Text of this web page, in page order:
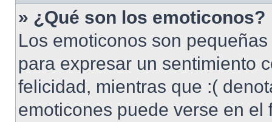
» ¿Qué son los emoticonos?
Los emoticonos son
para expresar un sentimiento
felicidad, mientras que :(
emoticones puede verse en